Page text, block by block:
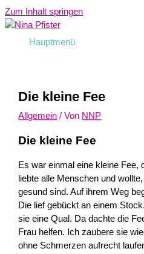
Zum Inhalt springen
Hauptmenü
Die kleine Fee
Allgemein / Von NNP
Die kleine Fee
Es war einmal eine kleine Fee,
liebte alle Menschen und
gesund sind. Auf ihrem Weg
Die lief gebückt an einem
sie eine Qual. Da dachte die
Frau helfen. Ich zaubere sie
ohne Schmerzen aufrecht